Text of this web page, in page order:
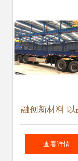
融创新材料 以
钢结构件打造
查看详情